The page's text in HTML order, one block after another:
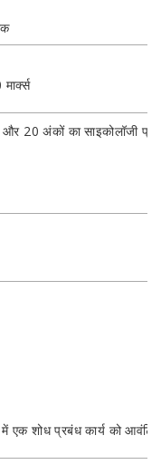
अंकों का साइकोलॉजी
शोध प्रबंध कार्य को आवंटित